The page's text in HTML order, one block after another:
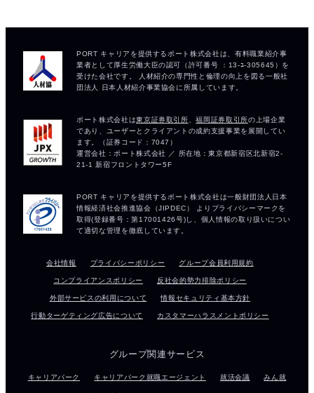
会社情報 プライバシーポリシー グループ会員利用規約
コンプライアンスポリシー 反社会的勢力排除ポリシー
外部サービスの利用について 情報セキュリティ基本方針
行動ターゲティング広告について カスタマーハラスメントポリシー